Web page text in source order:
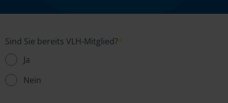
Sind Sie bereits VLH-Mitglied?*
Ja
Nein